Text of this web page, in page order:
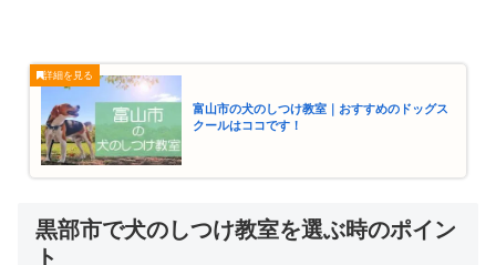
富山市の犬のしつけ教室｜おすすめのドッグス
クールはココです！
黒部市で犬のしつけ教室を選ぶ時のポイン
ト